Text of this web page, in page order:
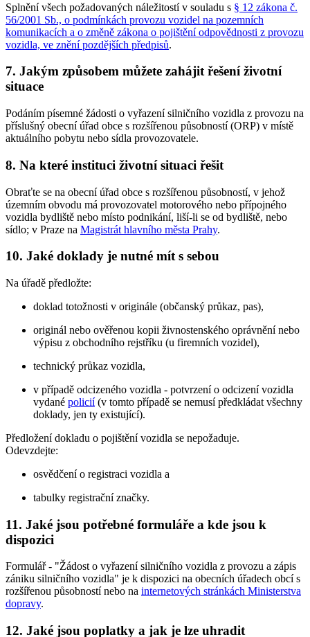
Splnění všech požadovaných náležitostí v souladu s § 12 zákona č.
56/2001 Sb., o podmínkách provozu vozidel na pozemních
komunikacích a o změně zákona o pojištění odpovědnosti z provozu
vozidla, ve znění pozdějších předpisů.
7. Jakým způsobem můžete zahájit řešení životní
situace
Podáním písemné žádosti o vyřazení silničního vozidla z provozu na
příslušný obecní úřad obce s rozšířenou působností (ORP) v místě
aktuálního pobytu nebo sídla provozovatele.
8. Na které instituci životní situaci řešit
Obraťte se na obecní úřad obce s rozšířenou působností, v jehož
územním obvodu má provozovatel motorového nebo přípojného
vozidla bydliště nebo místo podnikání, liší-li se od bydliště, nebo
sídlo; v Praze na Magistrát hlavního města Prahy.
10. Jaké doklady je nutné mít s sebou
Na úřadě předložte:
doklad totožnosti v originále (občanský průkaz, pas),
originál nebo ověřenou kopii živnostenského oprávnění nebo
výpisu z obchodního rejstříku (u firemních vozidel),
technický průkaz vozidla,
v případě odcizeného vozidla - potvrzení o odcizení vozidla
vydané policií(v tomto případě se nemusí předkládat všechny
doklady, jen ty existující).
Předložení dokladu o pojištění vozidla se nepožaduje.
Odevzdejte:
osvědčení o registraci vozidla a
tabulky registrační značky.
11. Jaké jsou potřebné formuláře a kde jsou k
dispozici
Formulář - "Žádost o vyřazení silničního vozidla z provozu a zápis
zániku silničního vozidla" je k dispozici na obecních úřadech obcí s
rozšířenou působností nebo na internetových stránkách Ministerstva
dopravy.
12. Jaké jsou poplatky a jak je lze uhradit